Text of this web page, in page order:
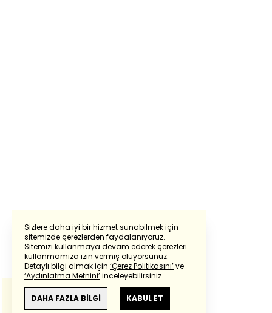
Sizlere daha iyi bir hizmet sunabilmek için
sitemizde çerezlerden faydalanıyoruz.
Sitemizi kullanmaya devam ederek çerezleri
kullanmamıza izin vermiş oluyorsunuz.
Detaylı bilgi almak için ‘Çerez Politikasını’ve
‘Aydınlatma Metnini’inceleyebilirsiniz.
DAHA FAZLA BİLGİ KABUL ET
Powered by Translate
Bu çevirideGoogle Transletekullanılmıştır.
Anlam ve çeviri hatalarından
haberturk.com
sorumlu değildir.